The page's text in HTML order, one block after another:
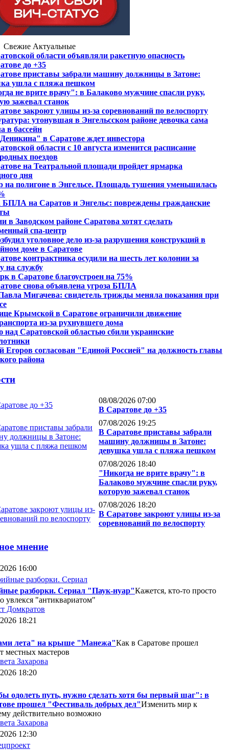
Свежие Актуальные
области объявляли ракетную опасность
до +35
приставы забрали машину должницы в Затоне:
ушла с пляжа пешком
не врите врачу": в Балаково мужчине спасли руку,
зажевал станок
закроют улицы из-за соревнований по велоспорту
утонувшая в Энгельсском районе девочка сама
в бассейн
в Саратове ждет инвестора
области с 10 августа изменится расписание
поездов
на Театральной площади пройдет ярмарка
дня
на полигоне в Энгельсе. Площадь тушения уменьшилась
БПЛА на Саратов и Энгельс: повреждены гражданские
в Заводском районе Саратова хотят сделать
спа-центр
уголовное дело из-за разрушения конструкций в
доме в Саратове
контрактника осудили на шесть лет колонии за
на службу
в Саратове благоустроен на 75%
снова объявлена угроза БПЛА
Мигачева: свидетель трижды меняла показания при
Крымской в Саратове ограничили движение
из-за рухнувшего дома
над Саратовской областью сбили украинские
Егоров согласован "Единой Россией" на должность главы
района
08/08/2026 07:00
В Саратове до +35
07/08/2026 19:25
В Саратове приставы забрали
машину должницы в Затоне:
девушка ушла с пляжа пешком
07/08/2026 18:40
"Никогда не врите врачу": в
Балаково мужчине спасли руку,
которую зажевал станок
07/08/2026 18:20
В Саратове закроют улицы из-за
соревнований по велоспорту
мнение
16:00
разборки. Сериал "Паук-нуар"Кажется, кто-то просто
увлекся "антиквариатом"
Домкратов
18:21
лета" на крыше "Манежа"Как в Саратове прошел
местных мастеров
Захарова
18:20
одолеть путь, нужно сделать хотя бы первый шаг": в
прошел "Фестиваль добрых дел"Изменить мир к
действительно возможно
Захарова
12:30